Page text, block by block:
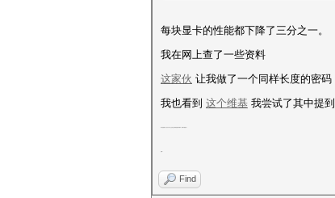
恢复点...: 50628950/
Restore.Sub.#2...：盐：0 放
Candidate.Engine.：设备生成
候选人.#2....:
Hardware.Mon.#1..：温度：52c
每块显卡的性能都下降了三分之一。
我在网上查了一些资料
这家伙 让我做了一个同样长度的密
我也看到 这个维基 我尝试了其中提
Find